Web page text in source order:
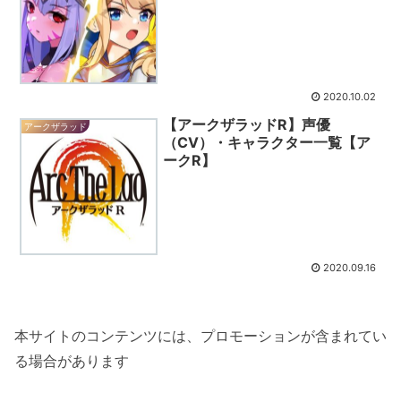
2020.10.02
アークザラッド
【アークザラッドR】声優
（CV）・キャラクター一覧【ア
ークR】
2020.09.16
本サイトのコンテンツには、プロモーションが含まれてい
る場合があります